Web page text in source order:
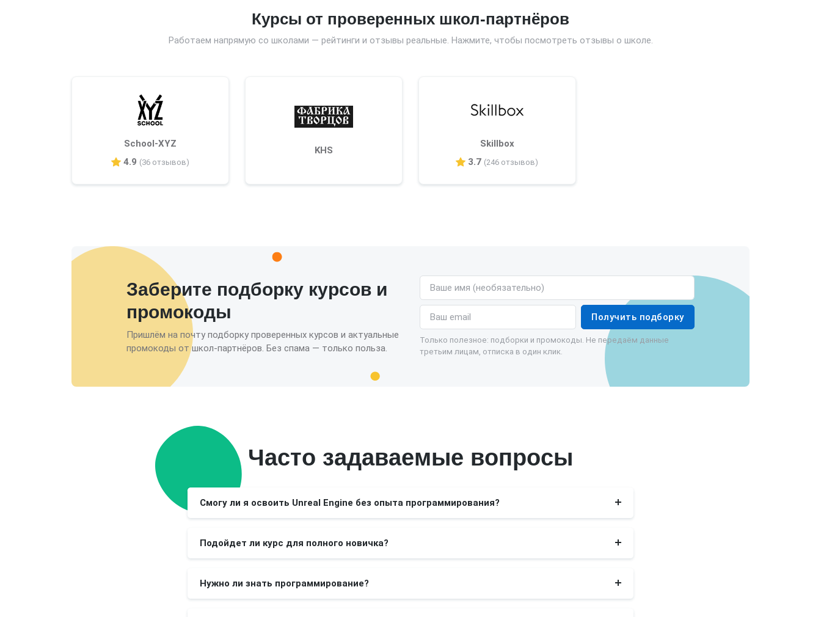
Курсы от проверенных школ-партнёров
Работаем напрямую со школами — рейтинги и отзывы реальные. Нажмите, чтобы посмотреть отзывы о школе.
School-XYZ
4.9 (36 отзывов)
KHS
Skillbox
3.7 (246 отзывов)
Заберите подборку курсов и
промокоды
Пришлём на почту подборку проверенных курсов и актуальные
промокоды от школ-партнёров. Без спама — только польза.
Имя (необязательно)
Email
Получить подборку
Только полезное: подборки и промокоды. Не передаём данные
третьим лицам, отписка в один клик.
Часто задаваемые вопросы
Смогу ли я освоить Unreal Engine без опыта программирования?
Подойдет ли курс для полного новичка?
Нужно ли знать программирование?